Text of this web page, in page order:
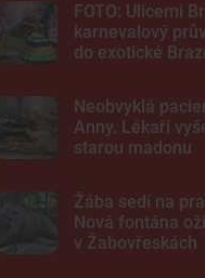
FOTO: Ulicemi
karnevalový
do exotické
Neobvyklá
Anny. Lékaři
starou madonu
Žába sedí na
Nová fontána
v Žabovřeskách